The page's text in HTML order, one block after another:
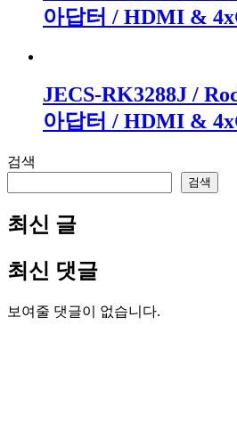
아답터 / HDMI &
JECS-RK3288J /
아답터 / HDMI &
검색
검색
최신 글
최신 댓글
보여줄 댓글이 없습니다.